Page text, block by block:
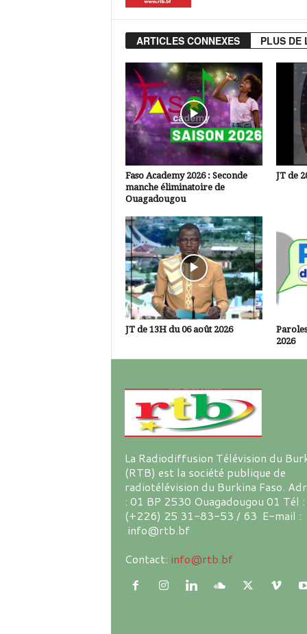
ARTICLES CONNEXES PLUS DE
Faso Academy 2026 : Seconde
manche éliminatoire de
Ouagadougou
JT de
JT de 13H du 06 août 2026
2026
La Radiodiffusion Télévision du
(RTB) est la société publique de
radiotélévision du Burkina Faso.
: 01 BP 2530 Ouagadougou 01 Tél :
(+226) 25 31-83-53 / 63 E-mail :
info@rtb.bf
Contact: info@rtb.bf